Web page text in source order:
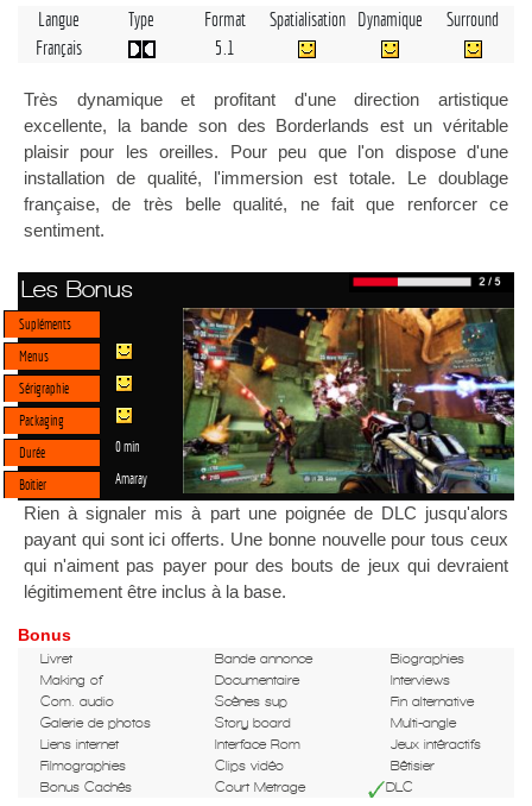
Langue Type Format Spatialisation Dynamique
Surround
Français
5.1
Très dynamique et profitant d'une direction artistique
excellente, la bande son des Borderlands est un véritable
plaisir pour les oreilles. Pour peu que l'on dispose d'une
installation de qualité, l'immersion est totale. Le doublage
française, de très belle qualité, ne fait que renforcer ce
sentiment.
Les Bonus
Supléments
Menus
Sérigraphie
Packaging
Durée
0 min
Boitier Amaray
Rien à signaler mis à part une poignée de DLC jusqu'alors
payant qui sont ici offerts. Une bonne nouvelle pour tous ceux
qui n'aiment pas payer pour des bouts de jeux qui devraient
légitimement être inclus à la base.
Bonus
Livret Bande annonce
Biographies
Making of
Documentaire
Interviews
Com. audio
Scènes sup
Fin alternative
Galerie de photos
Story board
Multi-angle
Liens internet
Interface Rom
Jeux intéractifs
Filmographies
Clips vidéo
Bêtisier
Bonus Cachés
Court Metrage DLC